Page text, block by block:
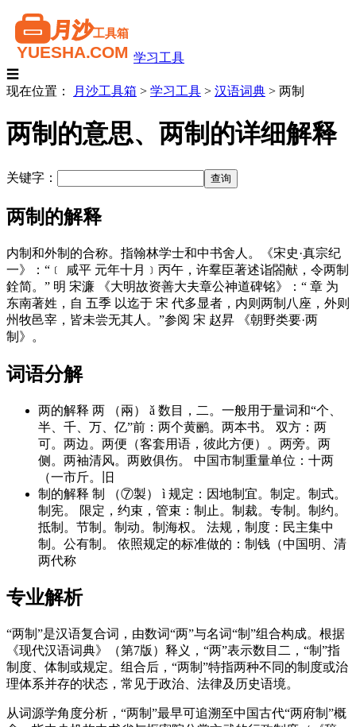
学习工具
☰
现在位置：
月沙工具箱 > 学习工具 > 汉语词典 > 两制
两制的意思、两制的详细解释
关键字：
两制的解释
内制和外制的合称。指翰林学士和中书舍人。《宋史·真宗纪
一》：“﹝ 咸平 元年十月﹞丙午，许羣臣著述诣閤献，令两制
銓简。” 明 宋濂 《大明故资善大夫章公神道碑铭》：“ 章 为
东南著姓，自 五季 以迄于 宋 代多显者，内则两制八座，外则
州牧邑宰，皆未尝无其人。”参阅 宋 赵昇 《朝野类要·两
制》。
词语分解
两的解释 两 （兩） ǎ 数目，二。一般用于量词和“个、
半、千、万、亿”前：两个黄鹂。两本书。 双方：两
可。两边。两便（客套用语，彼此方便）。两旁。两
侧。两袖清风。两败俱伤。 中国市制重量单位：十两
（一市斤。旧
制的解释 制 （⑦製） ì 规定：因地制宜。制定。制式。
制宪。 限定，约束，管束：制止。制裁。专制。制约。
抵制。节制。制动。制海权。 法规，制度：民主集中
制。公有制。 依照规定的标准做的：制钱（中国明、清
两代称
专业解析
“两制”是汉语复合词，由数词“两”与名词“制”组合构成。根据
《现代汉语词典》（第7版）释义，“两”表示数目二，“制”指
制度、体制或规定。组合后，“两制”特指两种不同的制度或治
理体系并存的状态，常见于政治、法律及历史语境。
从词源学角度分析，“两制”最早可追溯至中国古代“两府制”概